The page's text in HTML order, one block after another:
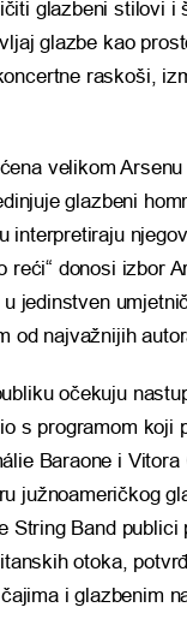
glazbeni stilovi i
glazbe kao
raskoši,
velikom
glazbeni
interpretiraju
reći“ donosi izbor
jedinstven
od najvažnijih
očekuju
s programom koji
Baraone i
južnoameričkog
String Band
otoka,
i glazbenim